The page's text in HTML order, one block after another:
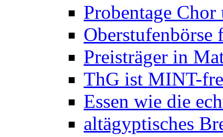
Probentage
Preisträger in
ThG ist MINT-
Essen wie die
altägyptisches